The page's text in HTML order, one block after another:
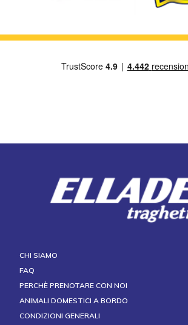
CHI SIAMO
FAQ
PERCHÈ PRENOTARE CON NOI
ANIMALI DOMESTICI A BORDO
CONDIZIONI GENERALI